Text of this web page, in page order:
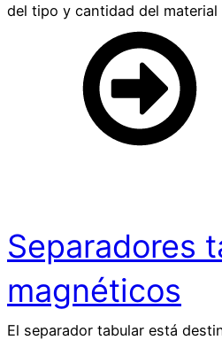
del tipo y cantidad del material
Separadores
magnéticos
El separador tabular está